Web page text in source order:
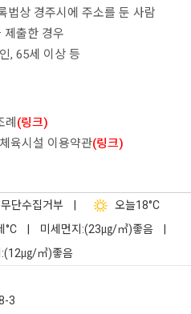
법상 경주시에 주소를 둔 사람
제출한 경우
, 65세 이상 등
(링크)
육시설 이용약관(링크)
단수집거부 오늘18°C
°C 미세먼지:(23㎍/㎥)좋음
:(12㎍/㎥)좋음
3